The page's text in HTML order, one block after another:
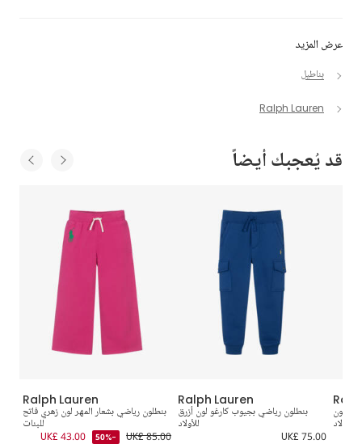
عرض المزيد
بناطيل
Ralph Lauren
قد يُعجبك أيضاً
Ralph Lauren
بنطلون رياضي بشعار المهر لون زهري فاتح
للبنات
UK£ 85.00
-50%
UK£ 43.00
Ralph Lauren
بنطلون رياضي بجيوب كارغو لون أزرق
للأولاد
UK£ 75.00
لون
للأولاد